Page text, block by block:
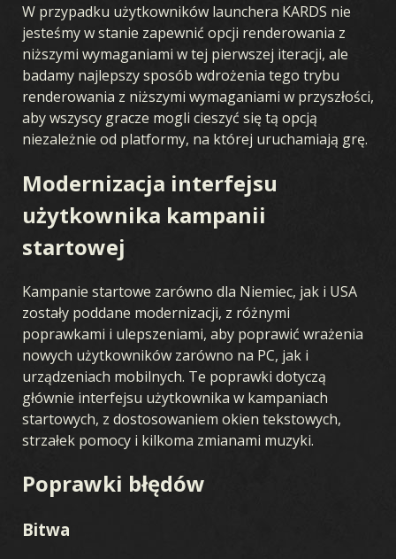
W przypadku użytkowników launchera KARDS nie
jesteśmy w stanie zapewnić opcji renderowania z
niższymi wymaganiami w tej pierwszej iteracji, ale
badamy najlepszy sposób wdrożenia tego trybu
renderowania z niższymi wymaganiami w przyszłości,
aby wszyscy gracze mogli cieszyć się tą opcją
niezależnie od platformy, na której uruchamiają grę.
Modernizacja interfejsu
użytkownika kampanii
startowej
Kampanie startowe zarówno dla Niemiec, jak i USA
zostały poddane modernizacji, z różnymi
poprawkami i ulepszeniami, aby poprawić wrażenia
nowych użytkowników zarówno na PC, jak i
urządzeniach mobilnych. Te poprawki dotyczą
głównie interfejsu użytkownika w kampaniach
startowych, z dostosowaniem okien tekstowych,
strzałek pomocy i kilkoma zmianami muzyki.
Poprawki błędów
Bitwa